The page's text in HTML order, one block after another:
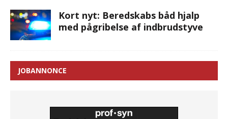
Kort nyt: Beredskabs båd hjalp
med pågribelse af indbrudstyve
JOBANNONCE